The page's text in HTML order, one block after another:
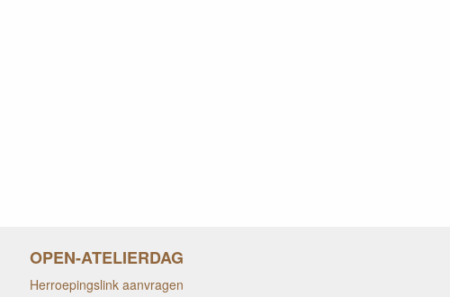
OPEN-ATELIERDAG
Herroepingslink aanvragen